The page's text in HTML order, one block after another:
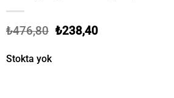
₺476,80 Orijinal
₺238,40Şu
Stokta yok